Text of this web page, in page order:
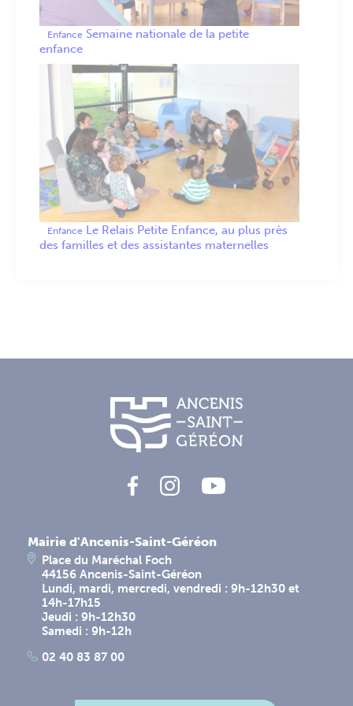
Enfance Semaine nationale de la petite
enfance
Enfance Le Relais Petite Enfance, au plus près
des familles et des assistantes maternelles
Mairie d'Ancenis-Saint-Géréon
Place du Maréchal Foch
44156 Ancenis-Saint-Géréon
Lundi, mardi, mercredi, vendredi : 9h-12h30 et
14h-17h15
Jeudi : 9h-12h30
Samedi : 9h-12h
02 40 83 87 00